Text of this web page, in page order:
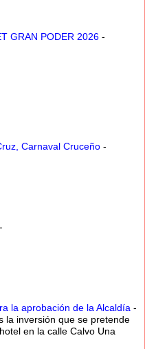
GRAN PODER 2026 -
Carnaval Cruceño -
-
la aprobación de la Alcaldía -
la inversión que se pretende
en la calle Calvo Una